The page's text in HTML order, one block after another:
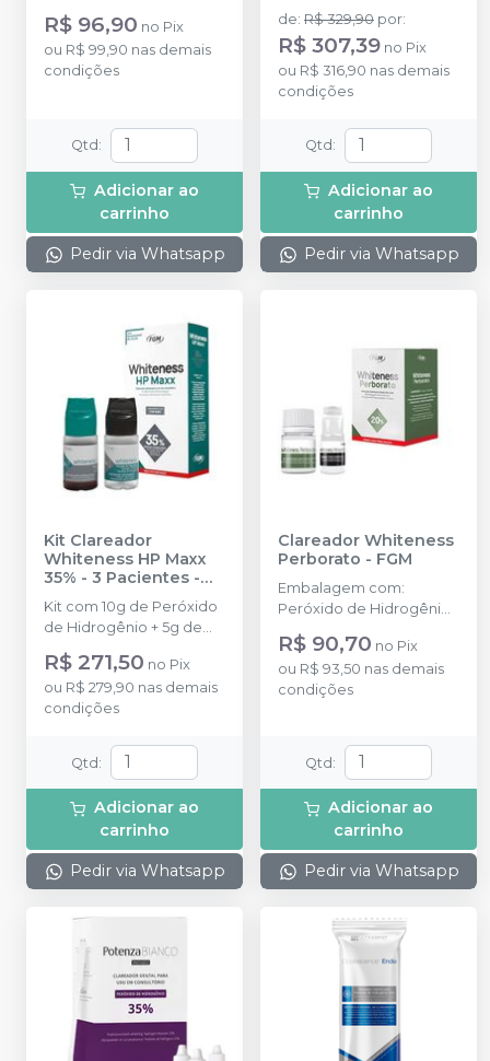
Black Mini Tip.
R$ 96,90 no Pix
ou R$ 99,90 nas demais
condições
Qtd :
Adicionar ao
carrinho
Pedir via Whatsapp
com 1 seringa de
Peróxido de Hidrogênio
com 0,84g e 1 seringa de
Espessante com 0,36g,
1,2g no total em cada
Verde com 2g + 6
ponteiras + Neutralizante
com 2g + 6 dispositivos
de acoplamento das
seringas + 6 ponteiras de
aplicação.
de: R$ 329,90 por:
R$ 307,39 no Pix
ou R$ 316,90 nas demais
condições
Qtd :
Adicionar ao
carrinho
Pedir via Whatsapp
Kit Clareador
Whiteness HP Maxx
35% - 3 Pacientes -
FGM
Kit com 10g de Peróxido
de Hidrogênio + 5g de
Espessante + 2g de
Neutralizante + Espátula +
Placa para preparo do
gel + Top dam Azul com
R$ 271,50 no Pix
ou R$ 279,90 nas demais
condições
Qtd :
Adicionar ao
carrinho
Pedir via Whatsapp
Clareador Whiteness
Perborato - FGM
Embalagem com:
Peróxido de Hidrogênio
à 20%. Kit com Perborato
de Sódio em pó 10g +
Peróxido de Hidrogênio
em líquido 8g +
R$ 90,70 no Pix
ou R$ 93,50 nas demais
condições
Qtd :
Adicionar ao
carrinho
Pedir via Whatsapp